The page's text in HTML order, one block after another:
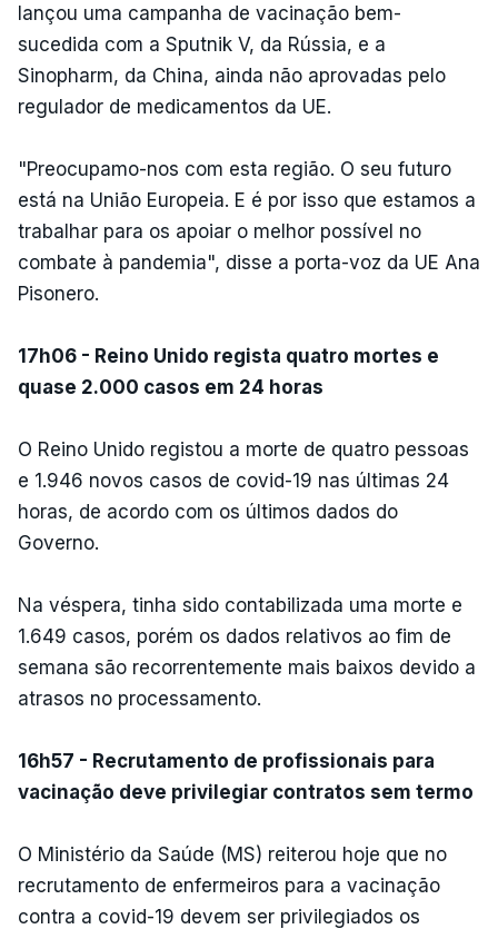
lançou uma campanha de vacinação bem-
sucedida com a Sputnik V, da Rússia, e a
Sinopharm, da China, ainda não aprovadas pelo
regulador de medicamentos da UE.
"Preocupamo-nos com esta região. O seu futuro
está na União Europeia. E é por isso que estamos a
trabalhar para os apoiar o melhor possível no
combate à pandemia", disse a porta-voz da UE Ana
Pisonero.
17h06 - Reino Unido regista quatro mortes e
quase 2.000 casos em 24 horas
O Reino Unido registou a morte de quatro pessoas
e 1.946 novos casos de covid-19 nas últimas 24
horas, de acordo com os últimos dados do
Governo.
Na véspera, tinha sido contabilizada uma morte e
1.649 casos, porém os dados relativos ao fim de
semana são recorrentemente mais baixos devido a
atrasos no processamento.
16h57 - Recrutamento de profissionais para
vacinação deve privilegiar contratos sem termo
O Ministério da Saúde (MS) reiterou hoje que no
recrutamento de enfermeiros para a vacinação
contra a covid-19 devem ser privilegiados os